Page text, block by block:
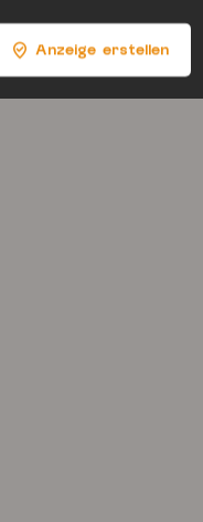
Anzeige erstellen